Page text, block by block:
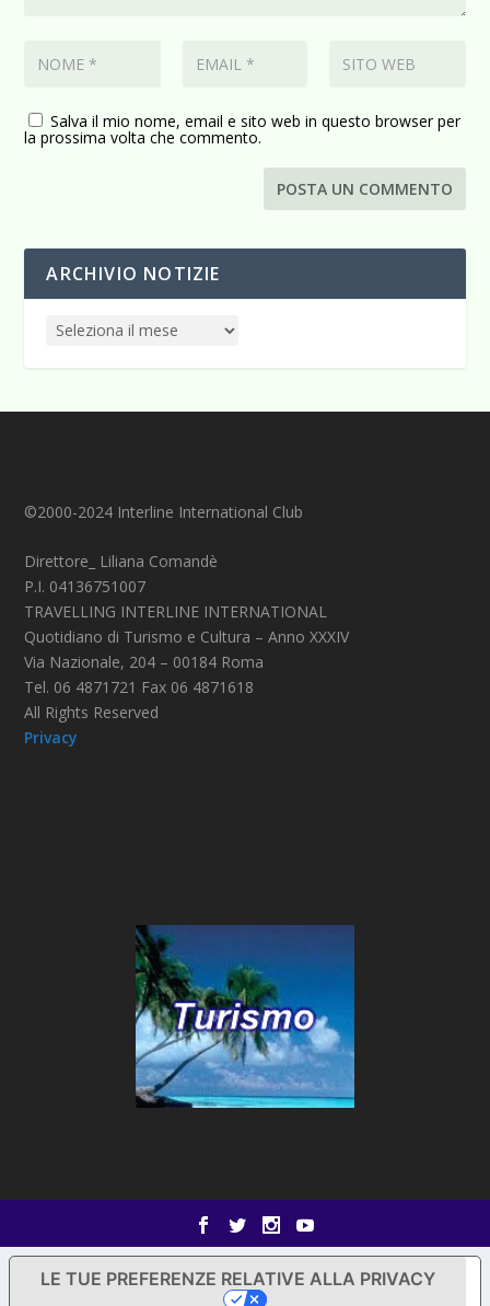
Salva il mio nome, email e sito web in questo browser per
la prossima volta che commento.
ARCHIVIO NOTIZIE
©2000-2024 Interline International Club
Direttore_ Liliana Comandè
P.I. 04136751007
TRAVELLING INTERLINE INTERNATIONAL
Quotidiano di Turismo e Cultura – Anno XXXIV
Via Nazionale, 204 – 00184 Roma
Tel. 06 4871721 Fax 06 4871618
All Rights Reserved
Privacy
LE TUE PREFERENZE RELATIVE ALLA PRIVACY